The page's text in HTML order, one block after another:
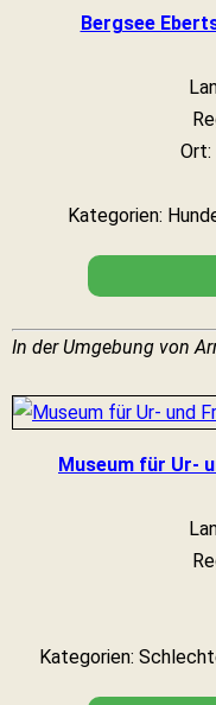
Bergsee
Ort:
Kategorien:
In der Umgebung von
Museum für Ur-
Kategorien: